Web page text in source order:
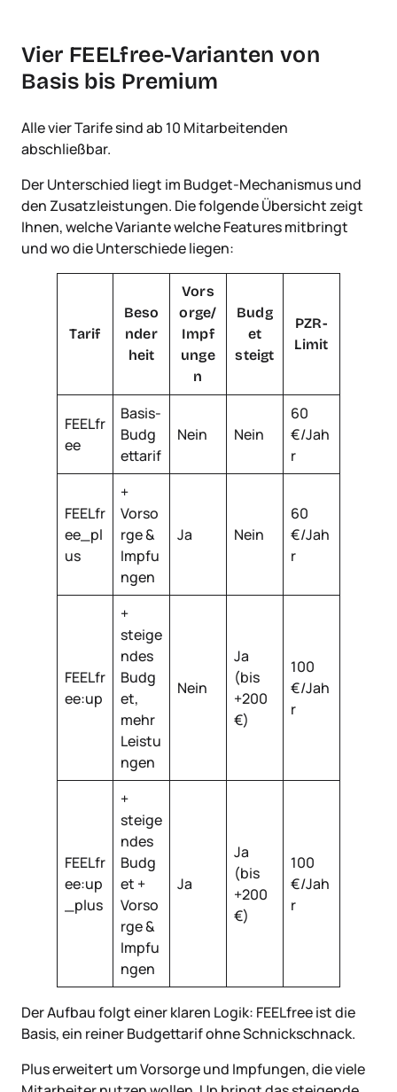
Vier FEELfree-Varianten von
Basis bis Premium
Alle vier Tarife sind ab 10 Mitarbeitenden
abschließbar.
Der Unterschied liegt im Budget-Mechanismus und
den Zusatzleistungen. Die folgende Übersicht zeigt
Ihnen, welche Variante welche Features mitbringt
und wo die Unterschiede liegen:
Tarif
Beso
nder
heit
Vors
orge/
Impf
unge
n
Budg
et
steigt
PZR-
Limit
FEELfr
ee
Basis-
Budg
ettarif
Nein Nein
60
€/Jah
r
FEELfr
ee_pl
us
+
Vorso
rge &
Impfu
ngen
Ja Nein
60
€/Jah
r
FEELfr
ee:up
+
steige
ndes
Budg
et,
mehr
Leistu
ngen
Nein
Ja
(bis
+200
€)
100
€/Jah
r
FEELfr
ee:up
_plus
+
steige
ndes
Budg
et +
Vorso
rge &
Impfu
ngen
Ja
Ja
(bis
+200
€)
100
€/Jah
r
Der Aufbau folgt einer klaren Logik: FEELfree ist die
Basis, ein reiner Budgettarif ohne Schnickschnack.
Plus erweitert um Vorsorge und Impfungen, die viele